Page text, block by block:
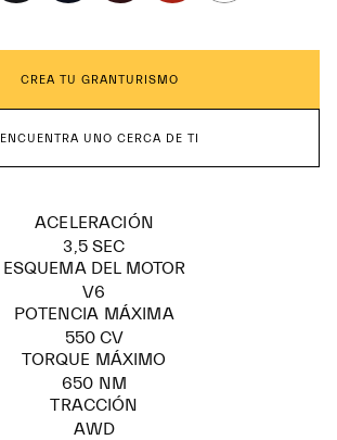
CREA TU GRANTURISMO
ENCUENTRA UNO CERCA DE TI
ACELERACIÓN
3,5 SEC
ESQUEMA DEL MOTOR
V6
POTENCIA MÁXIMA
550 CV
TORQUE MÁXIMO
650 NM
TRACCIÓN
AWD